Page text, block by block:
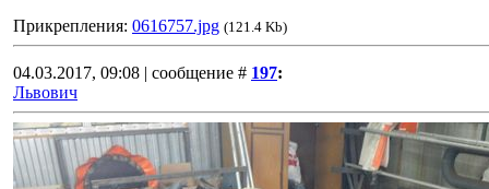
Прикрепления: 0616757.jpg (121.4 Kb)
04.03.2017, 09:08 | сообщение # 197:
Львович